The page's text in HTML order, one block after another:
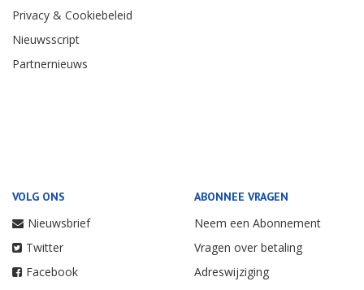
Privacy & Cookiebeleid
Nieuwsscript
Partnernieuws
VOLG ONS
Nieuwsbrief
Twitter
Facebook
ABONNEE VRAGEN
Neem een Abonnement
Vragen over betaling
Adreswijziging